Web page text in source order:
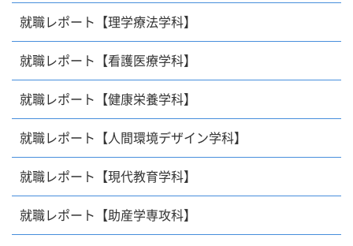
就職レポート【理学療法学科】
就職レポート【看護医療学科】
就職レポート【健康栄養学科】
就職レポート【人間環境デザイン学科】
就職レポート【現代教育学科】
就職レポート【助産学専攻科】